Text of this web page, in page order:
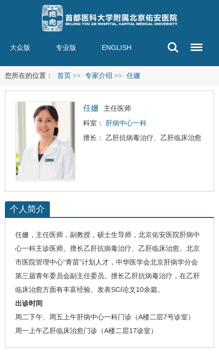
大众版 专业版 ENGLISH
您所在的位置： 首页 >> 专家介绍 >> 任姗
任姗
主任医师
科室：
肝病中心一科
擅长： 乙肝抗病毒治疗、乙肝临床治愈
个人简介
任姗 ，主任医师，副教授，硕士生导师，北京佑安医院肝病中
心一科主诊医师。擅长乙肝抗病毒治疗、乙肝临床治愈。北京
市医院管理中心“青苗”计划人才，中华医学会北京肝病学分会
第三届青年委员会副主任委员。擅长乙肝抗病毒治疗，在乙肝
临床治愈方面有丰富经验。发表SCI论文10余篇。
出诊时间
周二下午、周五上午肝病中心一科门诊（A楼二层7号诊室）
周一上午乙肝临床治愈门诊（A楼二层17诊室）